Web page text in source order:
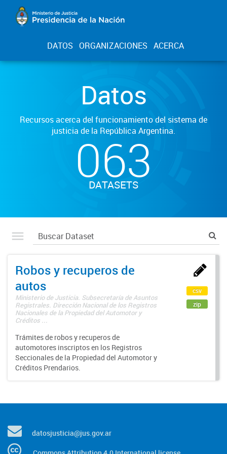
DATOS ORGANIZACIONES ACERCA
Datos
Recursos acerca del funcionamiento del sistema de
justicia de la República Argentina.
063
DATASETS
Robos y recuperos de
autos
Ministerio de Justicia. Subsecretaría de Asuntos
Registrales. Dirección Nacional de los Registros
Nacionales de la Propiedad del Automotor y
Créditos ...
Trámites de robos y recuperos de
automotores inscriptos en los Registros
Seccionales de la Propiedad del Automotor y
Créditos Prendarios.
csv
zip
datosjusticia@jus.gov.ar